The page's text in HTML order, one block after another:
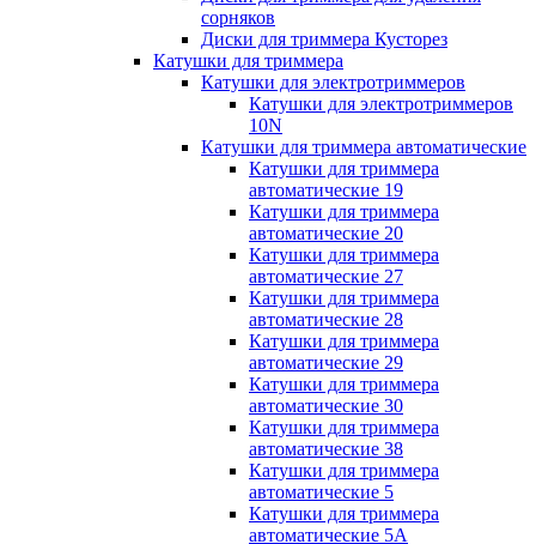
сорняков
Диски для триммера Кусторез
Катушки для триммера
Катушки для электротриммеров
Катушки для электротриммеров
10N
Катушки для триммера автоматические
Катушки для триммера
автоматические 19
Катушки для триммера
автоматические 20
Катушки для триммера
автоматические 27
Катушки для триммера
автоматические 28
Катушки для триммера
автоматические 29
Катушки для триммера
автоматические 30
Катушки для триммера
автоматические 38
Катушки для триммера
автоматические 5
Катушки для триммера
автоматические 5A